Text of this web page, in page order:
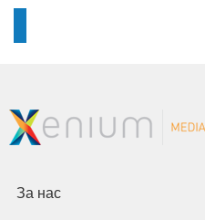
За нас